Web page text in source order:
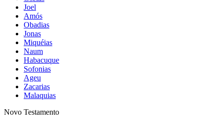
Joel
Amós
Obadias
Jonas
Miquéias
Naum
Habacuque
Sofonias
Ageu
Zacarias
Malaquias
Novo Testamento